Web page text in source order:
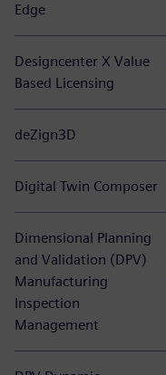
Edge
Designcenter X Value
Based Licensing
deZign3D
Digital Twin Composer
Dimensional Planning
and Validation (DPV)
Manufacturing
Inspection
Management